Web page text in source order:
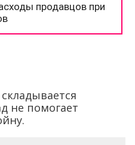
не помогает